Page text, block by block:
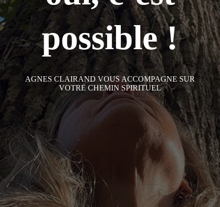
possible !
AGNES CLAIRAND VOUS ACCOMPAGNE SUR
VOTRE CHEMIN SPIRITUEL